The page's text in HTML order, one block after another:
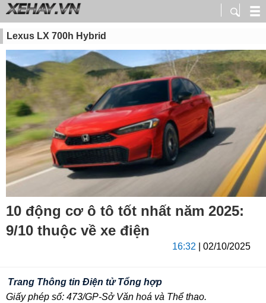
Lexus LX 700h Hybrid
10 động cơ ô tô tốt nhất năm 2025:
9/10 thuộc về xe điện
16:32 | 02/10/2025
Trang Thông tin Điện tử Tổng hợp
Giấy phép số: 473/GP-Sở Văn hoá và Thể thao.